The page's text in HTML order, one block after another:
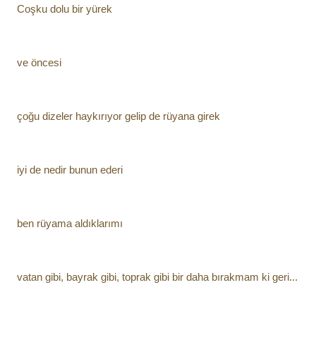
Coşku dolu bir yürek
ve öncesi
çoğu dizeler haykırıyor gelip de rüyana girek
iyi de nedir bunun ederi
ben rüyama aldıklarımı
vatan gibi, bayrak gibi, toprak gibi bir daha bırakmam ki geri...